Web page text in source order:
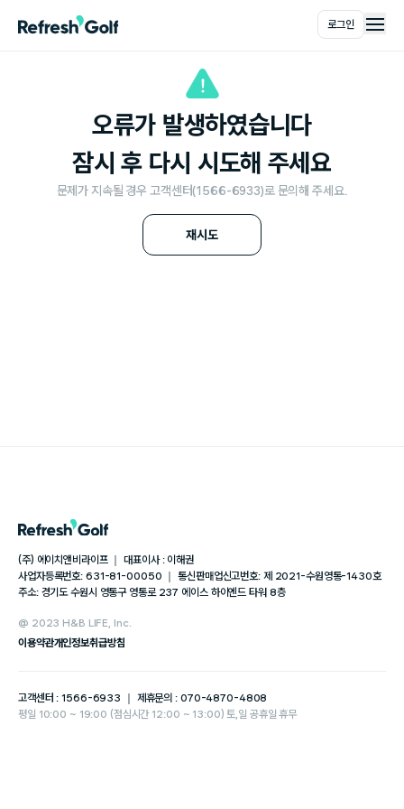
로그인 메인
오류가 발생하였습니다
잠시 후 다시 시도해 주세요
문제가 지속될 경우 고객센터(1566-6933)로 문의해 주세요.
재시도
(주) 에이치앤비라이프 ｜ 대표이사 : 이해권
사업자등록번호: 631-81-00050 ｜ 통신판매업신고번호: 제 2021-수원영통-1430호
주소: 경기도 수원시 영통구 영통로 237 에이스 하이엔드 타워 8층
@ 2023 H&B LIFE, Inc.
이용약관개인정보취급방침
고객센터 : 1566-6933 ｜ 제휴문의 : 070-4870-4808
평일 10:00 ~ 19:00 (점심시간 12:00 ~ 13:00) 토,일 공휴일 휴무